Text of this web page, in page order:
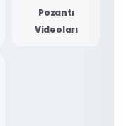
Pozantı
Videoları